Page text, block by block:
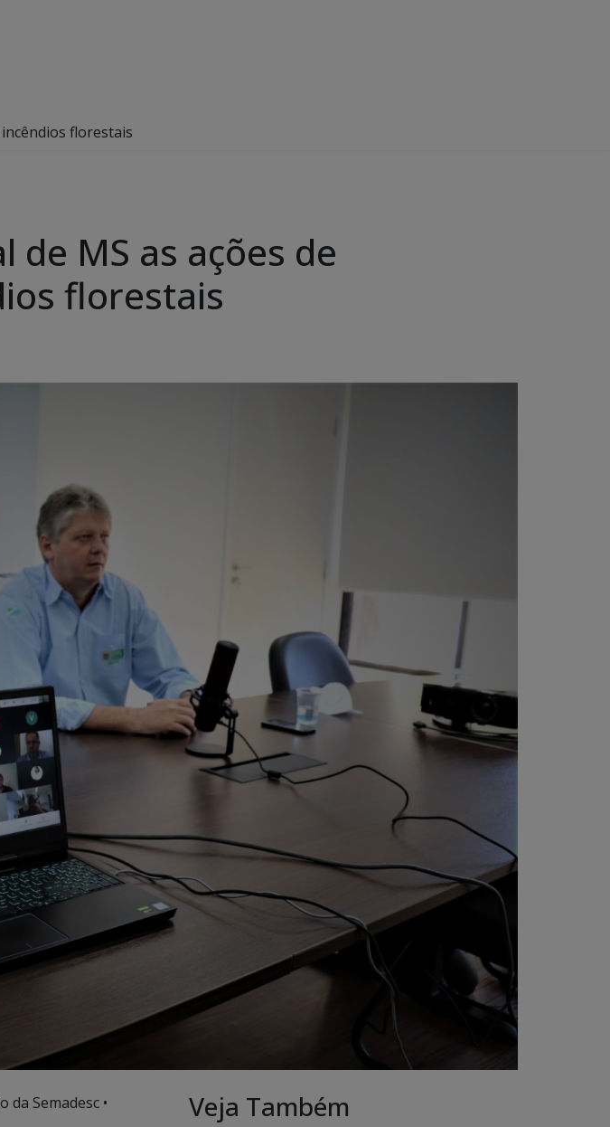
florestais
MS as ações de
florestais
da Semadesc •
Veja Também